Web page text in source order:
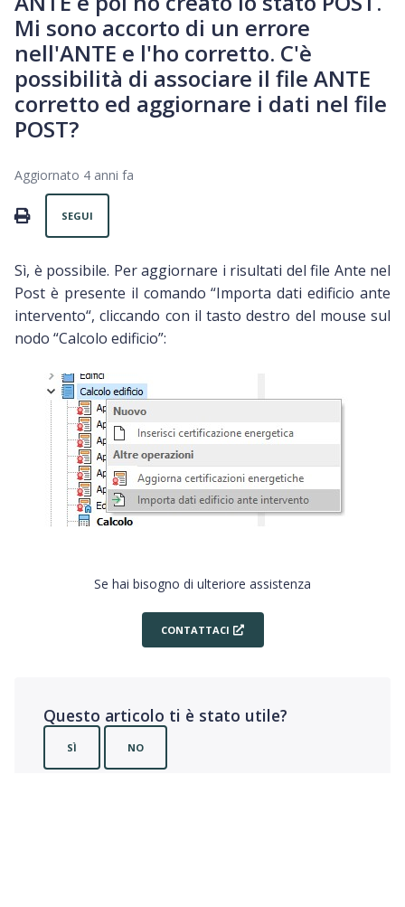
Mi sono accorto di un errore
nell'ANTE e l'ho corretto. C'è
possibilità di associare il file ANTE
corretto ed aggiornare i dati nel file
POST?
Aggiornato 4 anni fa
PRINT
SEGUI
Sì, è possibile. Per aggiornare i risultati del file Ante nel
Post è presente il comando “Importa dati edificio ante
intervento“, cliccando con il tasto destro del mouse sul
nodo “Calcolo edificio”:
Se hai bisogno di ulteriore assistenza
CONTATTACI
Questo articolo ti è stato utile?
SÌ NO